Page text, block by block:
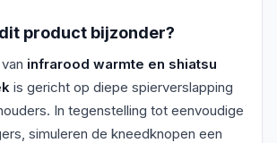
product bijzonder?
infrarood warmte en shiatsu
is gericht op diepe spierverslapping
In tegenstelling tot eenvoudige
simuleren de kneedknopen een